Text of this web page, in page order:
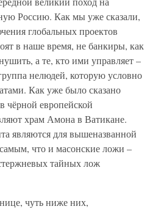
Россию. Как мы уже сказали,
глобальных проектов
в наше время, не банкиры, как
а те, кто ими управляет –
нелюдей, которую условно
Как уже было сказано
чёрной европейской
храм Амона в Ватикане.
являются для вышеназванной
что и масонские ложи –
тайных лож
чуть ниже них,